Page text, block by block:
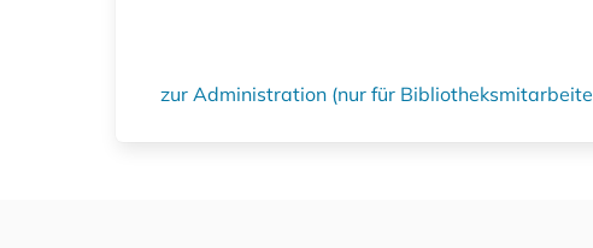
zur Administration (nur für